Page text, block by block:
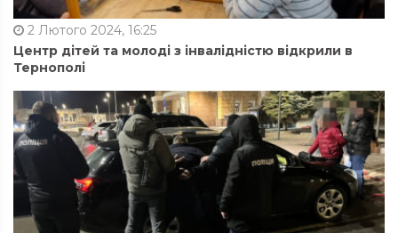
2 Лютого 2024, 16:25
Центр дітей та молоді з інвалідністю відкрили в
Тернополі